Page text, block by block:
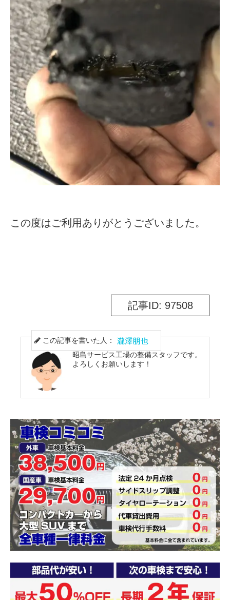
この度はご利用ありがとうございました。
記事ID: 97508
この記事を書いた人：
昭島サービス工場の整備スタッフです。
よろしくお願いします！